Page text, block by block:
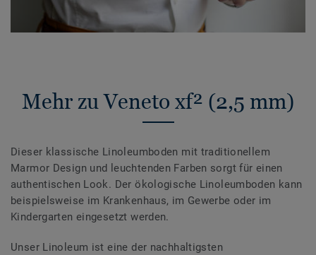
Mehr zu Veneto xf² (2,5 mm)
Dieser klassische Linoleumboden mit traditionellem
Marmor Design und leuchtenden Farben sorgt für einen
authentischen Look. Der ökologische Linoleumboden kann
beispielsweise im Krankenhaus, im Gewerbe oder im
Kindergarten eingesetzt werden.
Unser Linoleum ist eine der nachhaltigsten